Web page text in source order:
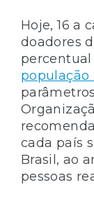
Hoje, 16 a
doadores
população
cada país
Brasil, ao
pessoas